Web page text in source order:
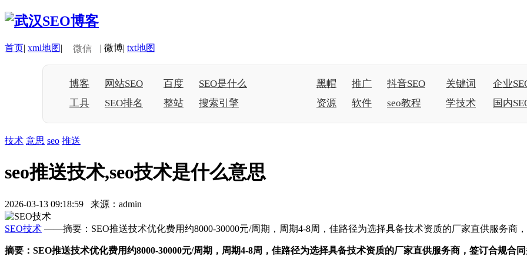
首页| xml地图| 微信 | 微博| txt地图
博客 网站SEO 百度
SEO是什么
工具
SEO排名 整站 搜索引擎
黑帽 推广 抖音SEO 关键词
企业
资源
软件 seo教程 学技术 国内
技术 意思 seo 推送
seo推送技术,seo技术是什么意思
2026-03-13 09:18:59 来源：admin
SEO技术 ——摘要：SEO推送技术优化费用约8000-30000元/周期，周期4-8周，佳路径为选择具备技术资质的厂家直供服务商
摘要：SEO推送技术优化费用约8000-30000元/周期，周期4-8周，佳路径为选择具备技术资质的厂家直供服务商，签订合规合